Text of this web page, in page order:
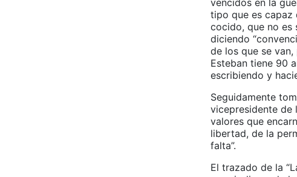
vencidos en la
tipo que es capaz
cocido, que no es
diciendo
de los que se
Esteban tiene 90
escribiendo y
Seguidamente
vicepresidente de
valores que
libertad, de la
falta”.
El trazado de la